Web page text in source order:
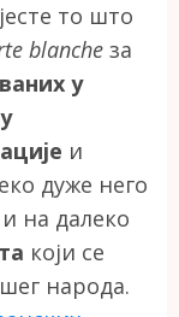
то што
blanche за
у
и
дуже него
на далеко
који се
народа.